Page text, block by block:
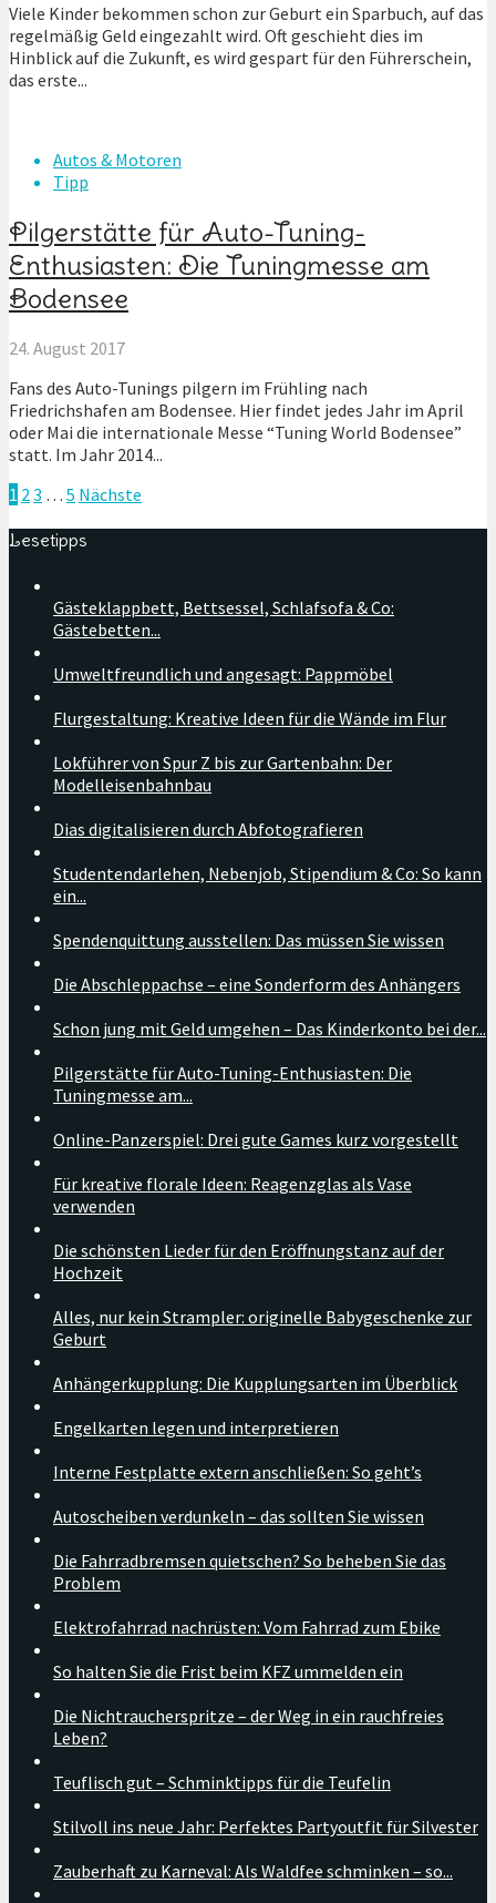
Viele Kinder bekommen schon zur Geburt ein Sparbuch, auf das
regelmäßig Geld eingezahlt wird. Oft geschieht dies im
Hinblick auf die Zukunft, es wird gespart für den Führerschein,
das erste...
Autos & Motoren
Tipp
Pilgerstätte für Auto-Tuning-
Enthusiasten: Die Tuningmesse am
Bodensee
24. August 2017
Fans des Auto-Tunings pilgern im Frühling nach
Friedrichshafen am Bodensee. Hier findet jedes Jahr im April
oder Mai die internationale Messe “Tuning World Bodensee”
statt. Im Jahr 2014...
1 23 … 5 Nächste
Lesetipps
Gästeklappbett, Bettsessel, Schlafsofa & Co:
Gästebetten...
Umweltfreundlich und angesagt: Pappmöbel
Flurgestaltung: Kreative Ideen für die Wände im Flur
Lokführer von Spur Z bis zur Gartenbahn: Der
Modelleisenbahnbau
Dias digitalisieren durch Abfotografieren
Studentendarlehen, Nebenjob, Stipendium & Co: So kann
ein...
Spendenquittung ausstellen: Das müssen Sie wissen
Die Abschleppachse – eine Sonderform des Anhängers
Schon jung mit Geld umgehen – Das Kinderkonto bei der...
Pilgerstätte für Auto-Tuning-Enthusiasten: Die
Tuningmesse am...
Online-Panzerspiel: Drei gute Games kurz vorgestellt
Für kreative florale Ideen: Reagenzglas als Vase
verwenden
Die schönsten Lieder für den Eröffnungstanz auf der
Hochzeit
Alles, nur kein Strampler: originelle Babygeschenke zur
Geburt
Anhängerkupplung: Die Kupplungsarten im Überblick
Engelkarten legen und interpretieren
Interne Festplatte extern anschließen: So geht’s
Autoscheiben verdunkeln – das sollten Sie wissen
Die Fahrradbremsen quietschen? So beheben Sie das
Problem
Elektrofahrrad nachrüsten: Vom Fahrrad zum Ebike
So halten Sie die Frist beim KFZ ummelden ein
Die Nichtraucherspritze – der Weg in ein rauchfreies
Leben?
Teuflisch gut – Schminktipps für die Teufelin
Stilvoll ins neue Jahr: Perfektes Partyoutfit für Silvester
Zauberhaft zu Karneval: Als Waldfee schminken – so...